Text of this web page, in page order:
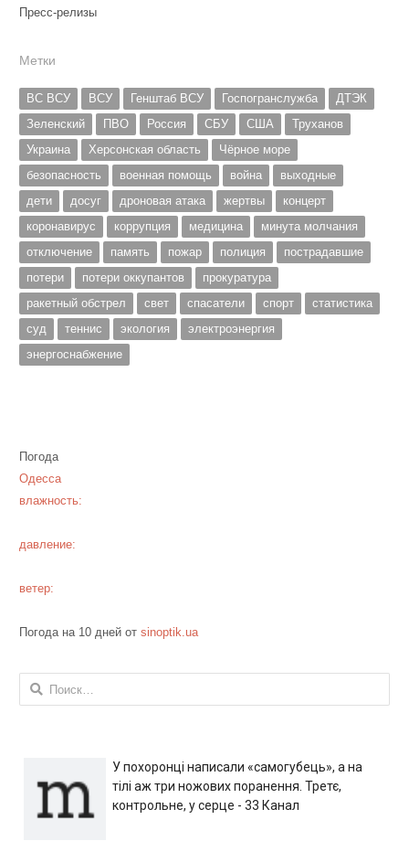
Пресс-релизы
Метки
ВС ВСУ ВСУ Генштаб ВСУ Госпогранслужба
ДТЭК
Зеленский
ПВО Россия СБУ США
Труханов
Украина
Херсонская область
Чёрное море
безопасность
военная помощь война
выходные
дети
досуг дроновая атака жертвы
концерт
коронавирус
коррупция медицина
минута молчания
отключение
память пожар полиция
пострадавшие
потери
потери оккупантов
прокуратура
ракетный обстрел
свет спасатели спорт
статистика
суд
теннис экология
электроэнергия
энергоснабжение
Погода
Одесса
влажность:
давление:
ветер:
Погода на 10 дней от sinoptik.ua
Найти:
У похоронці написали «самогубець», а на
тілі аж три ножових поранення. Третє,
контрольне, у серце - 33 Канал